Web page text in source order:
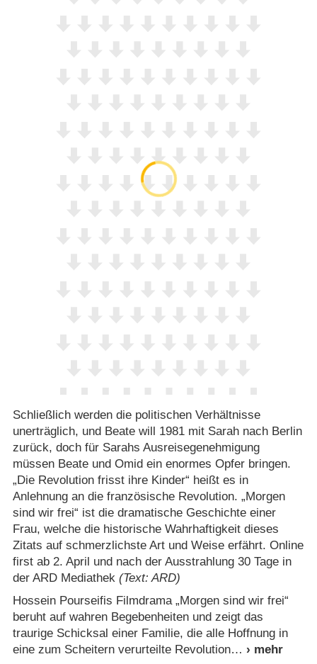
Schließlich werden die politischen Verhältnisse
unerträglich, und Beate will 1981 mit Sarah nach Berlin
zurück, doch für Sarahs Ausreisegenehmigung
müssen Beate und Omid ein enormes Opfer bringen.
„Die Revolution frisst ihre Kinder“ heißt es in
Anlehnung an die französische Revolution. „Morgen
sind wir frei“ ist die dramatische Geschichte einer
Frau, welche die historische Wahrhaftigkeit dieses
Zitats auf schmerzlichste Art und Weise erfährt. Online
first ab 2. April und nach der Ausstrahlung 30 Tage in
der ARD Mediathek (Text: ARD)
Hossein Pourseifis Filmdrama „Morgen sind wir frei“
beruht auf wahren Begebenheiten und zeigt das
traurige Schicksal einer Familie, die alle Hoffnung in
eine zum Scheitern verurteilte Revolution